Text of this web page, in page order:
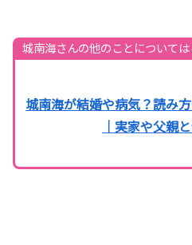
城南海さんの他のことについては
城南海が結婚や病気？読み
｜実家や父親